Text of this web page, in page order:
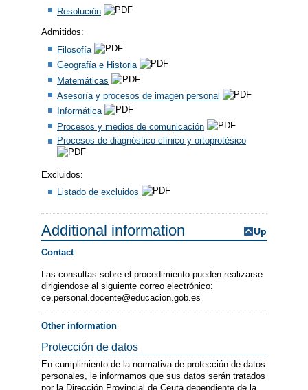
Resolución
Admitidos:
Filosofía
Geografía e Historia
Matemáticas
Asesoría y procesos de imagen personal
Informática
Procesos y medios de comunicación
Procesos de diagnóstico clínico y ortoprotésico
Excluidos:
Listado de excluidos
Additional information Up
Contact
Las consultas sobre el procedimiento pueden realizarse
dirigiendose al siguiente correo electrónico:
ce.personal.docente@educacion.gob.es
Other information
Protección de datos
En cumplimiento de la normativa de protección de datos
personales, le informamos que sus datos serán tratados
por la Dirección Provincial de Ceuta dependiente de la